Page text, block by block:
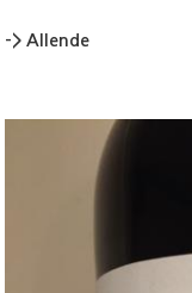
-> Allende